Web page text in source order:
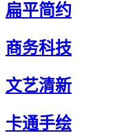
扁平简约
商务科技
文艺清新
卡通手绘